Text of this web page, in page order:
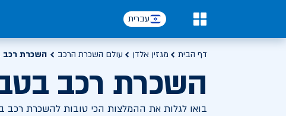
עברית
דף הבית מגזין אלדן עולם השכרת הרכב השכרת רכב
השכרת רכב
בואו לגלות את ההמלצות הכי טובות להשכרת רכב